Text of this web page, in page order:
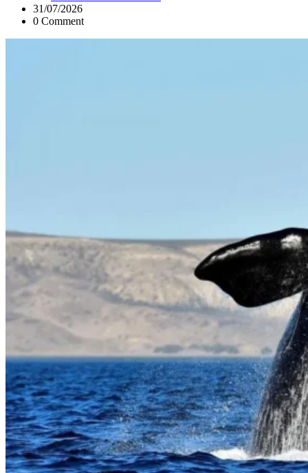
31/07/2026
0 Comment